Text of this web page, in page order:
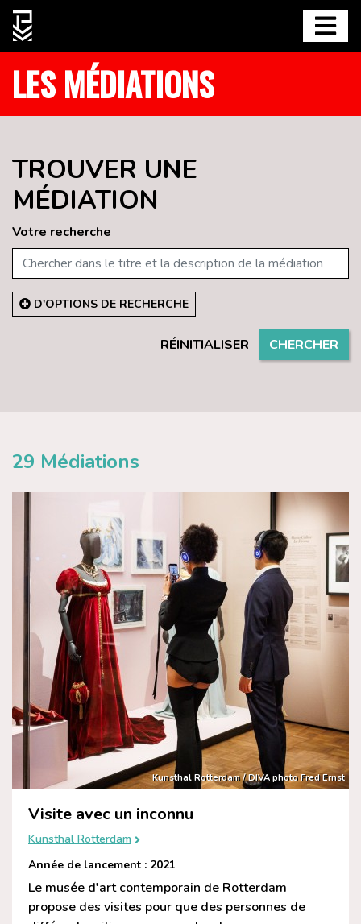
LES MÉDIATIONS
TROUVER UNE
MÉDIATION
Votre recherche
D'OPTIONS DE RECHERCHE
RÉINITIALISER
29 Médiations
Kunsthal Rotterdam / DIVA photo Fred Ernst
Visite avec un inconnu
Kunsthal Rotterdam
Année de lancement : 2021
Le musée d'art contemporain de Rotterdam
propose des visites pour que des personnes de